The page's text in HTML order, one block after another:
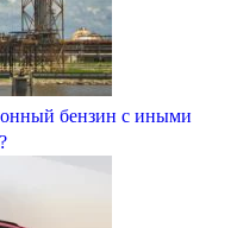
бензин с иными